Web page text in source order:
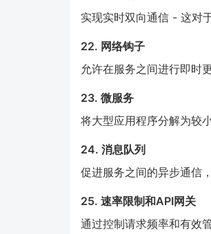
实现实时双向通信 - 这对
22. 网络钩子
允许在服务之间进行即时
23. 微服务
将大型应用程序分解为较
24. 消息队列
促进服务之间的异步通信
25. 速率限制和API网关
通过控制请求频率和有效